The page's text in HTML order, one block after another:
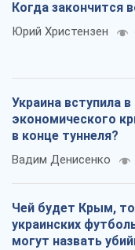
Когда закончится
Юрий Христензен
Украина вступила
экономического
в конце туннеля?
Вадим Денисенко
Чей будет Крым,
украинских
могут назвать